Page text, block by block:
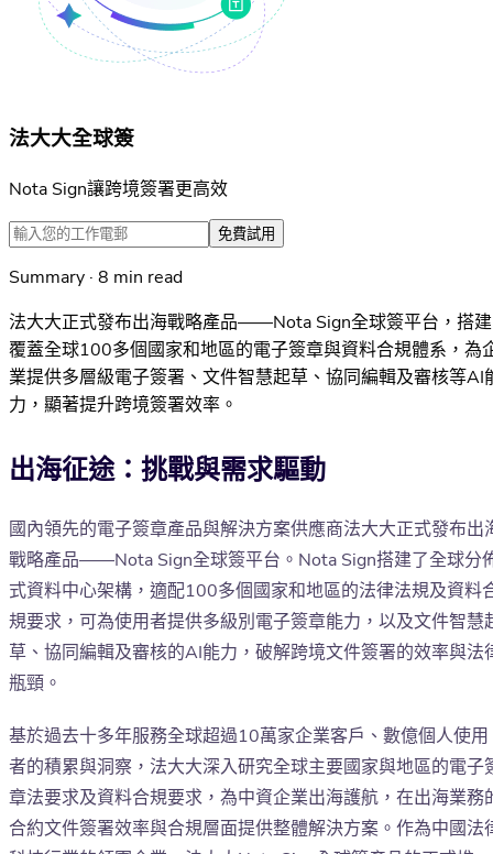
法大大全球簽
Nota Sign讓跨境簽署更高效
免費試用
Summary · 8 min read
法大大正式發布出海戰略產品——Nota Sign全球簽平台，搭建
覆蓋全球100多個國家和地區的電子簽章與資料合規體系，為
業提供多層級電子簽署、文件智慧起草、協同編輯及審核等AI
力，顯著提升跨境簽署效率。
出海征途：挑戰與需求驅動
國內領先的電子簽章產品與解決方案供應商法大大正式發布出
戰略產品——Nota Sign全球簽平台。Nota Sign搭建了全球分
式資料中心架構，適配100多個國家和地區的法律法規及資料
規要求，可為使用者提供多級別電子簽章能力，以及文件智慧
草、協同編輯及審核的AI能力，破解跨境文件簽署的效率與法
瓶頸。
基於過去十多年服務全球超過10萬家企業客戶、數億個人使用
者的積累與洞察，法大大深入研究全球主要國家與地區的電子
章法要求及資料合規要求，為中資企業出海護航，在出海業務
合約文件簽署效率與合規層面提供整體解決方案。作為中國法